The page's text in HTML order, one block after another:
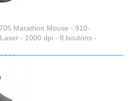
Marathon Mouse - 910-
- 1000 dpi - 8 boutons -